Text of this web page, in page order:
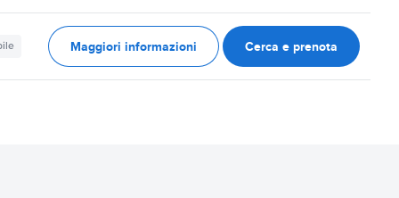
Maggiori informazioni Cerca e prenota